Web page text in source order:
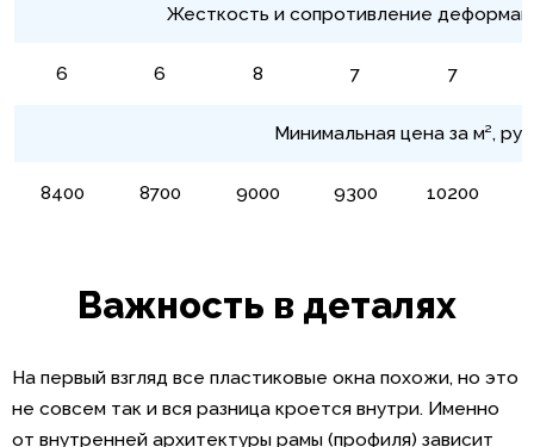
Жесткость и сопротивление
6 6 8 7 7
Минимальная цена за м², руб
8400 8700 9000 9300 10200
Важность в деталях
На первый взгляд все пластиковые окна похожи, но это
не совсем так и вся разница кроется внутри. Именно
от внутренней архитектуры рамы (профиля) зависит